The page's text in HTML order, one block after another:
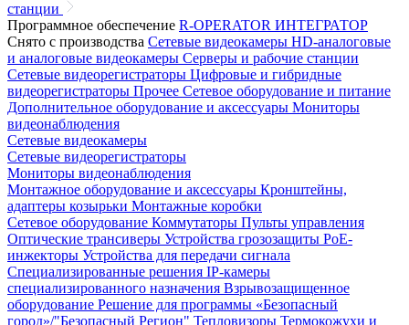
станции
Программное обеспечение R-OPERATOR ИНТЕГРАТОР
Снято с производства Сетевые видеокамеры HD-аналоговые
и аналоговые видеокамеры Серверы и рабочие станции
Сетевые видеорегистраторы Цифровые и гибридные
видеорегистраторы Прочее Сетевое оборудование и питание
Дополнительное оборудование и аксессуары Мониторы
видеонаблюдения
Сетевые видеокамеры
Сетевые видеорегистраторы
Мониторы видеонаблюдения
Монтажное оборудование и аксессуары Кронштейны,
адаптеры козырьки Монтажные коробки
Сетевое оборудование Коммутаторы Пульты управления
Оптические трансиверы Устройства грозозащиты PoE-
инжекторы Устройства для передачи сигнала
Специализированные решения IP-камеры
специализированного назначения Взрывозащищенное
оборудование Решение для программы «Безопасный
город»/"Безопасный Регион" Тепловизоры Термокожухи и